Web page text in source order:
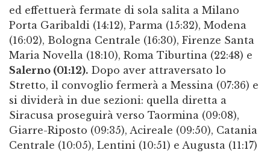
ed effettuerà fermate di sola salita a Milano
Porta Garibaldi (14:12), Parma (15:32), Modena
(16:02), Bologna Centrale (16:30), Firenze Santa
Maria Novella (18:10), Roma Tiburtina (22:48) e
Salerno (01:12). Dopo aver attraversato lo
Stretto, il convoglio fermerà a Messina (07:36) e
si dividerà in due sezioni: quella diretta a
Siracusa proseguirà verso Taormina (09:08),
Giarre-Riposto (09:35), Acireale (09:50), Catania
Centrale (10:05), Lentini (10:51) e Augusta (11:17)